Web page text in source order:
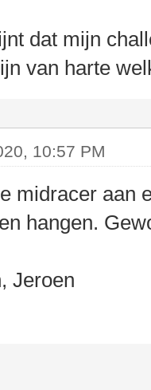
dat mijn
van harte
10:57 PM
midracer aan
hangen.
Jeroen